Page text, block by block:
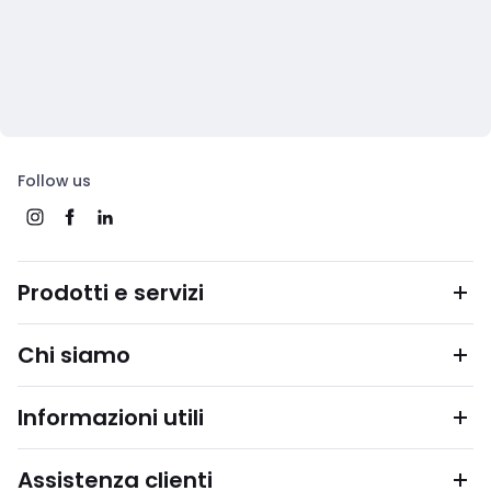
Follow us
Prodotti e servizi
Chi siamo
Informazioni utili
Assistenza clienti